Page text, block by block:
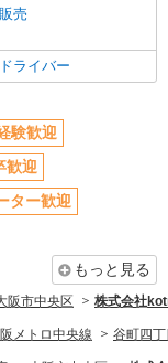
得実績あり
族・役職・インセン
あり
売
ライバー
験歓迎
歓迎
ター歓迎
もっと見る
阪市中央区 株式会社
メトロ中央線 谷町四